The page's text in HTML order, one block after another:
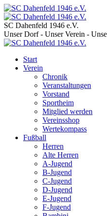
SC Dahenfeld 1946 e.V.
Unser Dorf - Unser Verein -
Start
Verein
Chronik
Veranstaltungen
Vorstand
Sportheim
Mitglied werden
Vereinsshop
Wertekompass
Fußball
Herren
Alte Herren
A-Jugend
B-Jugend
C-Jugend
D-Jugend
E-Jugend
F-Jugend